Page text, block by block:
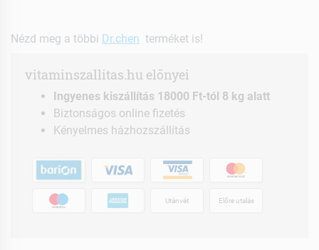
Nézd meg a többi Dr.chen terméket is!
vitaminszallitas.hu előnyei
Ingyenes kiszállítás 18000 Ft-tól 8 kg alatt
Biztonságos online fizetés
Kényelmes házhozszállítás
Utánvét Előre utalás